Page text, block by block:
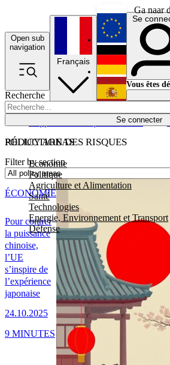
Ga naar
Open sub
navigation
Recherche
Se connecter
POLICY AREAS
Economie
Politique
Agriculture et Alimentation
Santé
Technologies
Energie, Environnement et Transport
Défense
Économie
Français
English
Deutsch
Español
Se
Vous êtes
RÉDUCTION DES RISQUES
Filter by section
Pour contrer
la puissance
chinoise,
l’UE
s’inspire de
l’expérience
japonaise
24.10.2025
ÉCONOMIE
9 MINUTES